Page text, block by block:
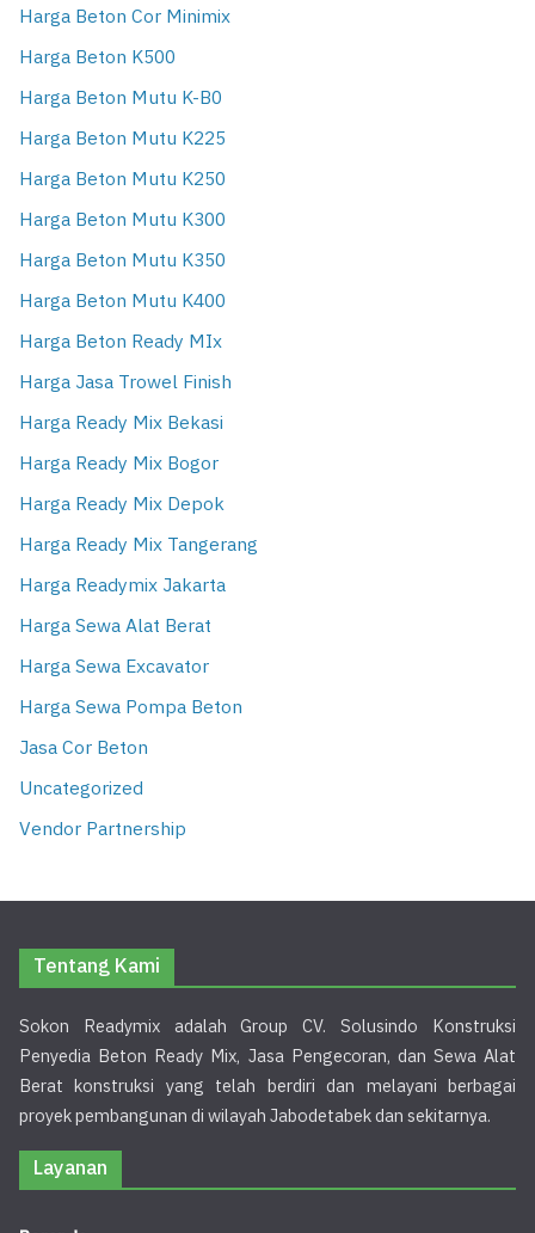
Harga Beton Cor Minimix
Harga Beton K500
Harga Beton Mutu K-B0
Harga Beton Mutu K225
Harga Beton Mutu K250
Harga Beton Mutu K300
Harga Beton Mutu K350
Harga Beton Mutu K400
Harga Beton Ready MIx
Harga Jasa Trowel Finish
Harga Ready Mix Bekasi
Harga Ready Mix Bogor
Harga Ready Mix Depok
Harga Ready Mix Tangerang
Harga Readymix Jakarta
Harga Sewa Alat Berat
Harga Sewa Excavator
Harga Sewa Pompa Beton
Jasa Cor Beton
Uncategorized
Vendor Partnership
Tentang Kami
Sokon Readymix adalah Group CV. Solusindo Konstruksi
Penyedia Beton Ready Mix, Jasa Pengecoran, dan Sewa Alat
Berat konstruksi yang telah berdiri dan melayani berbagai
proyek pembangunan di wilayah Jabodetabek dan sekitarnya.
Layanan